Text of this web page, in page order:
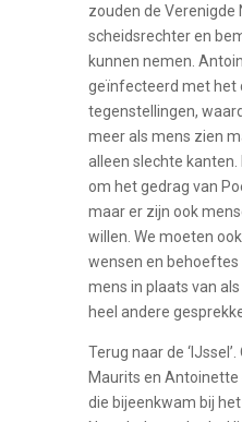
zouden de Verenigde
scheidsrechter en
kunnen nemen.
geïnfecteerd met het
tegenstellingen,
meer als mens zien
alleen slechte kanten.
om het gedrag van
maar er zijn ook
willen. We moeten
wensen en behoeftes
mens in plaats van
heel andere
Terug naar de
Maurits en Antoinette
die bijeenkwam bij